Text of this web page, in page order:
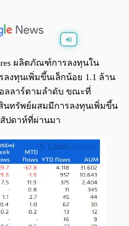
/
ผลิตภัณฑ์การลงทุนใน
งทุนเพิ่มขึ้นเล็กน้อย 1.1 ล้าน
ลลาร์ตามลำดับ ขณะที่
ทรัพย์ผสมมีการลงทุนเพิ่มขึ้น
ปดาห์ที่ผ่านมา